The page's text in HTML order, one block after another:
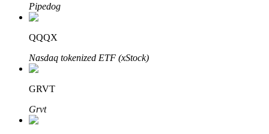
Naucz się stakingu
Dowiedz się, jak uzyskać dochód pasywny
Pipedog
QQQX
Nasdaq tokenized ETF (xStock)
GRVT
Grvt